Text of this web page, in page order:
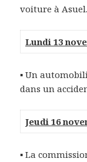
voiture à Asuel.
Lundi 13
▪ Un
dans un
Jeudi 16
▪ La